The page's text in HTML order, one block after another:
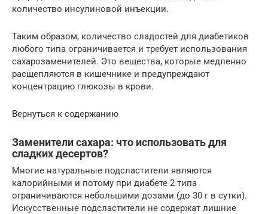
количество инсулиновой инъекции.
Таким образом, количество сладостей для диабетиков
любого типа ограничивается и требует использования
сахарозаменителей. Это вещества, которые медленно
расщепляются в кишечнике и предупреждают
концентрацию глюкозы в крови.
Вернуться к содержанию
Заменители сахара: что использовать для
сладких десертов?
Многие натуральные подсластители являются
калорийными и потому при диабете 2 типа
ограничиваются небольшими дозами (до 30 г в сутки).
Искусственные подсластители не содержат лишние